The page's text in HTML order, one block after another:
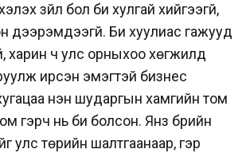
зүйл бол би хулгай хийгээгүй,
дээрэмдээгүй. Би хуулиас гажууд
харин ч улс орныхоо хөгжилд
ирсэн эмэгтэй бизнес
үнэн шударгын хамгийн том
гэрч нь би болсон. Янз бүрийн
улс төрийн шалтгаанаар, гэр